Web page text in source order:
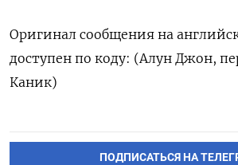
Оригинал сообщения на
доступен по коду: (Алун Джон,
Каник)
ПОДПИСАТЬСЯ НА